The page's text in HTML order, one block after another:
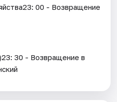
00 - Возвращение
30 - Возвращение в